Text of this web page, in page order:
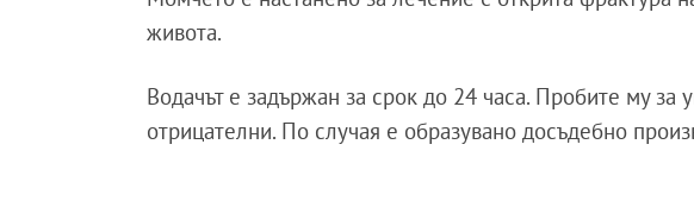
живота.
Водачът е задържан за срок до 24 часа. Пробите му за
отрицателни. По случая е образувано досъдебно